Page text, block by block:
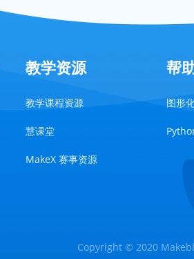
教学资源
教学课程资源
慧课堂
MakeX 赛事资源
帮
图形
Copyright © 2020